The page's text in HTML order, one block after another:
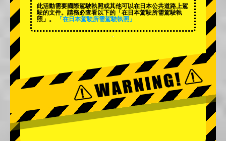
此活動需要國際駕駛執照或其他可以在日本公共道路上駕
駛的文件。請務必查看以下的「在日本駕駛所需駕駛執
照」。
「在日本駕駛所需駕駛執照」